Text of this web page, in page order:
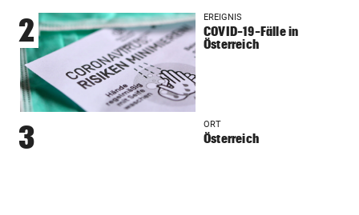
2 EREIGNIS
COVID-19-Fälle in
Österreich
3 ORT
Österreich